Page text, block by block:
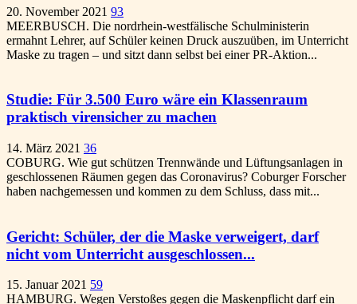
20. November 2021 93
MEERBUSCH. Die nordrhein-westfälische Schulministerin
ermahnt Lehrer, auf Schüler keinen Druck auszuüben, im Unterricht
Maske zu tragen – und sitzt dann selbst bei einer PR-Aktion...
Studie: Für 3.500 Euro wäre ein Klassenraum
praktisch virensicher zu machen
14. März 2021 36
COBURG. Wie gut schützen Trennwände und Lüftungsanlagen in
geschlossenen Räumen gegen das Coronavirus? Coburger Forscher
haben nachgemessen und kommen zu dem Schluss, dass mit...
Gericht: Schüler, der die Maske verweigert, darf
nicht vom Unterricht ausgeschlossen...
15. Januar 2021 59
HAMBURG. Wegen Verstoßes gegen die Maskenpflicht darf ein